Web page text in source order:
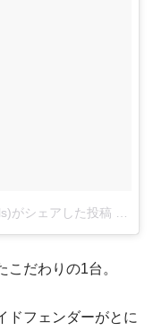
がシェアした投稿
だわりの1台。
ドフェンダーがとに